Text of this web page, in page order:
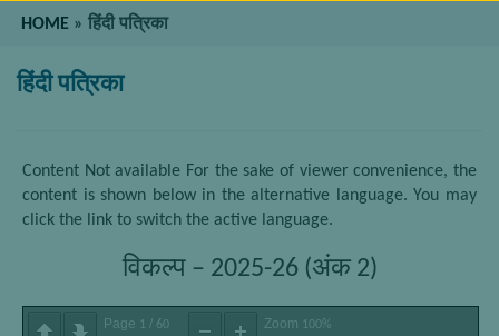
HOME »हिंदी पत्रिका
हिंदी पत्रिका
Content Not available For the sake of viewer convenience, the
content is shown below in the alternative language. You may
click the link to switch the active language.
विकल्प – 2025-26 (अंक 2)
Page 1 / 60 Zoom 100%